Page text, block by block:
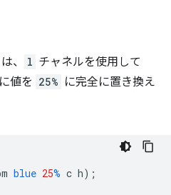
は、 l チャネルを使用して
値を 25% に完全に置き換え
blue 25% c h);